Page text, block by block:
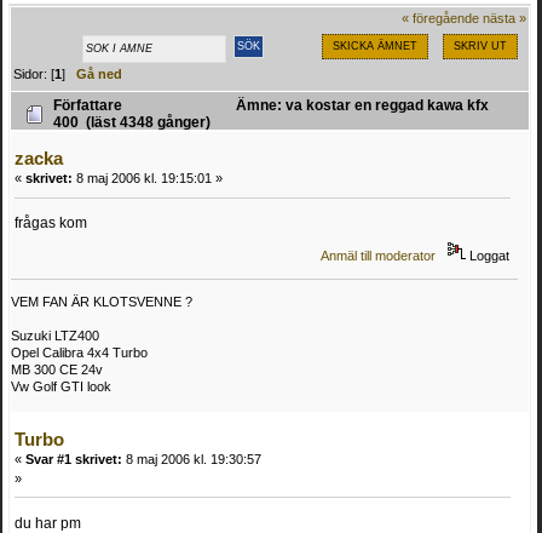
« föregående nästa »
SKICKA ÄMNET SKRIV UT
Sidor: [1]Gå ned
Författare
Ämne: va kostar en reggad kawa kfx
400 (läst 4348 gånger)
zacka
« skrivet: 8 maj 2006 kl. 19:15:01 »
frågas kom
Anmäl till moderator Loggat
VEM FAN ÄR KLOTSVENNE ?
Suzuki LTZ400
Opel Calibra 4x4 Turbo
MB 300 CE 24v
Vw Golf GTI look
Turbo
« Svar #1 skrivet: 8 maj 2006 kl. 19:30:57
»
du har pm